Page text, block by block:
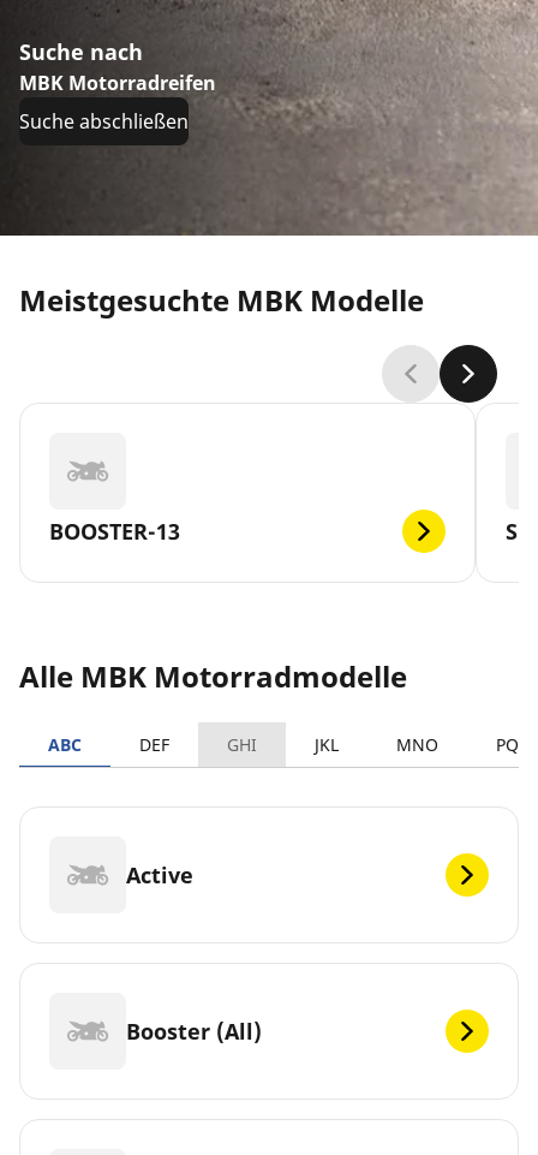
Suche nach
MBK Motorradreifen
Suche abschließen
Meistgesuchte MBK Modelle
BOOSTER-13
Alle MBK Motorradmodelle
ABC DEF GHI JKL MNO PQRS
Active
Booster (All)